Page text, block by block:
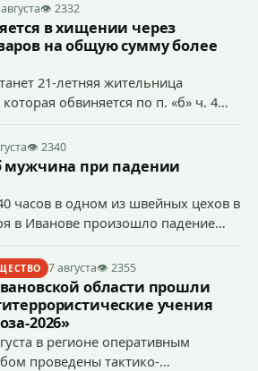
👁 2332
в хищении через
на общую сумму более
21-летняя жительница
обвиняется по п. «б» ч. 4
через маркетплейс.
👁 2340
мужчина при падении
часов в одном из швейных цехов в
в Иванове произошло падение
7 августа👁 2355
области прошли
учения
2026»
в регионе оперативным
проведены тактико-